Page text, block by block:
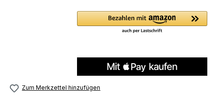
Zum Merkzettel hinzufügen